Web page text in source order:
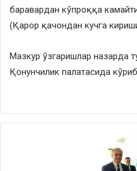
баравардан кўпроққа
(Қарор қачондан кучга
Мазкур ўзгаришлар назарда
Қонунчилик палатасида